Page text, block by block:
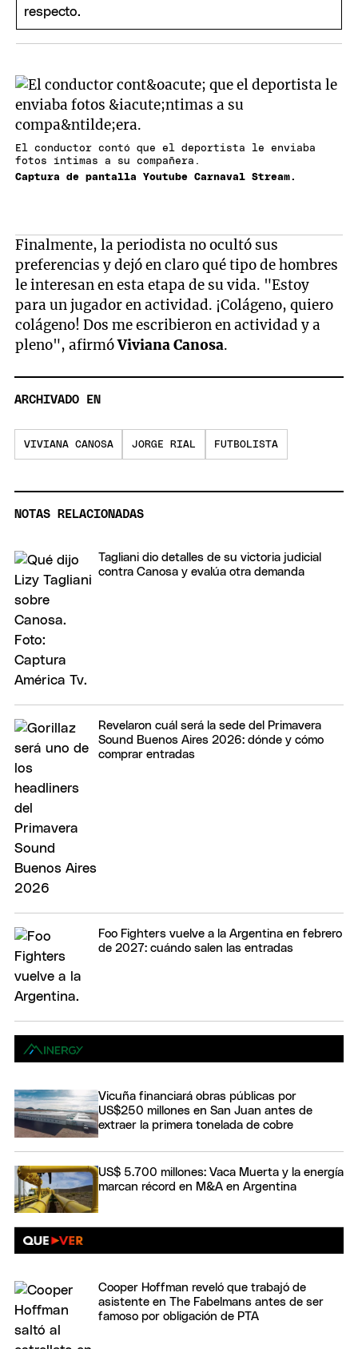
El conductor contó que el deportista le enviaba
fotos íntimas a su compañera.
Captura de pantalla Youtube Carnaval Stream.
Finalmente, la periodista no ocultó sus
preferencias y dejó en claro qué tipo de hombres
le interesan en esta etapa de su vida. "Estoy
para un jugador en actividad. ¡Colágeno, quiero
colágeno! Dos me escribieron en actividad y a
pleno", afirmóViviana Canosa.
ARCHIVADO EN
VIVIANA CANOSA JORGE RIAL FUTBOLISTA
NOTAS RELACIONADAS
Tagliani dio detalles de su victoria judicial
contra Canosa y evalúa otra demanda
Revelaron cuál será la sede del Primavera
Sound Buenos Aires 2026: dónde y cómo
comprar entradas
Foo Fighters vuelve a la Argentina en febrero
de 2027: cuándo salen las entradas
Vicuña financiará obras públicas por
US$250 millones en San Juan antes de
extraer la primera tonelada de cobre
US$ 5.700 millones: Vaca Muerta y la energía
marcan récord en M&A en Argentina
Cooper Hoffman reveló que trabajó de
asistente en The Fabelmans antes de ser
famoso por obligación de PTA